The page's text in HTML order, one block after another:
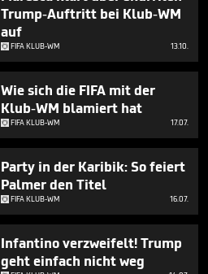
Trump-Auftritt bei Klub-WM
auf
FIFA KLUB-WM 13.10.
Wie sich die FIFA mit der
Klub-WM blamiert hat
FIFA KLUB-WM 17.07.
Party in der Karibik: So feiert
Palmer den Titel
FIFA KLUB-WM 16.07.
Infantino verzweifelt! Trump
geht einfach nicht weg